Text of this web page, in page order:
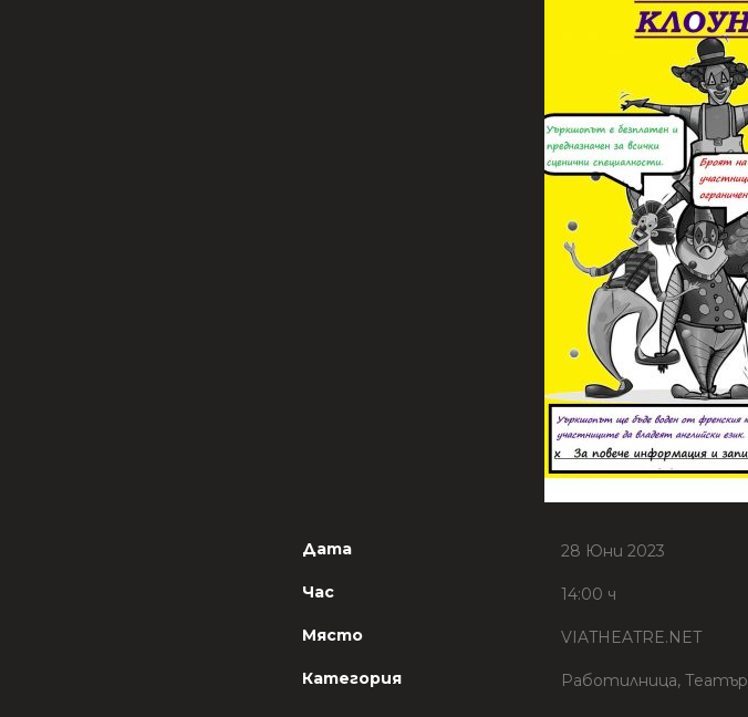
Дата 28 Юни 2023
Час 14:00 ч
Място VIATHEATRE.NET
Категория Работилница, Театър